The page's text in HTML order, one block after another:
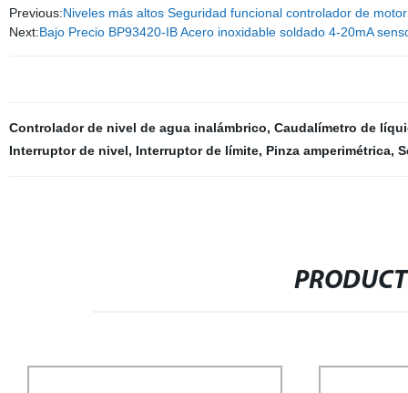
Previous:Niveles más altos Seguridad funcional controlador de
Next:Bajo Precio BP93420-IB Acero inoxidable soldado 4-20mA
Controlador de nivel de agua inalámbrico, Caudalímetro de
Interruptor de nivel, Interruptor de límite, Pinza amperimétrica,